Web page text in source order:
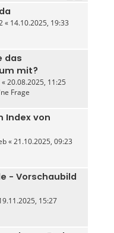
« 14.10.2025, 19:33
das
mit?
«20.08.2025, 11:25
Frage
Index von
«21.10.2025, 09:23
- Vorschaubild
15:27